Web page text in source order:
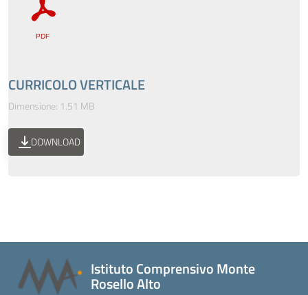
CURRICOLO VERTICALE
Dimensione: 1.51 MB
DOWNLOAD
Istituto Comprensivo Monte
Rosello Alto